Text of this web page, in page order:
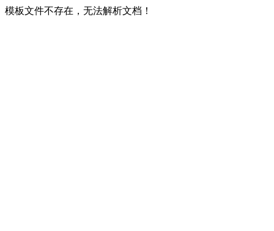
模板文件不存在，无法解析文档！